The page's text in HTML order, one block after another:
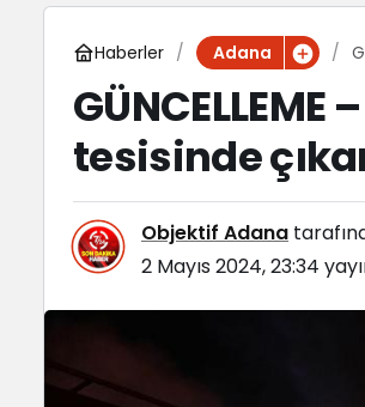
Haberler Adana
tesisinde
Objektif Adana
2 Mayıs 2024, 23:34